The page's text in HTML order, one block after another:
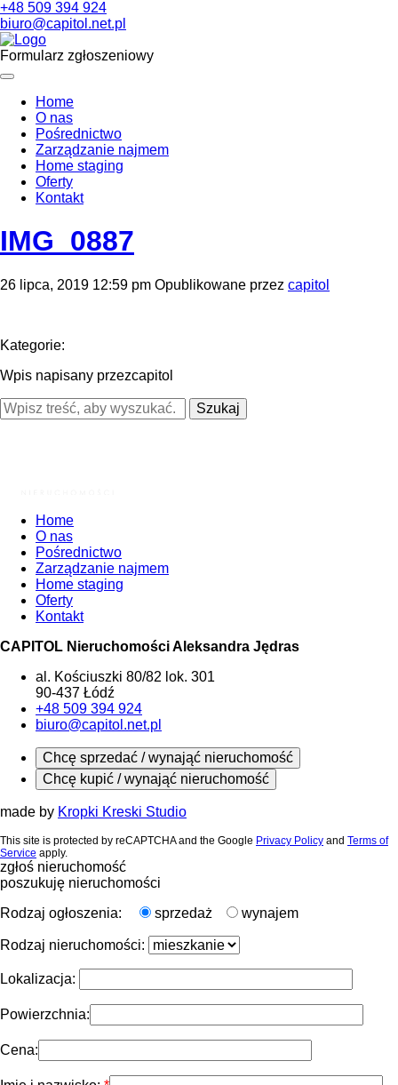
+48 509 394 924
biuro@capitol.net.pl
Formularz zgłoszeniowy
Home
O nas
Pośrednictwo
Zarządzanie najmem
Home staging
Oferty
Kontakt
IMG_0887
26 lipca, 2019 12:59 pm Opublikowane przez capitol
Kategorie:
Wpis napisany przezcapitol
Szukaj
Home
O nas
Pośrednictwo
Zarządzanie najmem
Home staging
Oferty
Kontakt
CAPITOL Nieruchomości Aleksandra Jędras
al. Kościuszki 80/82 lok. 301
90-437 Łódź
+48 509 394 924
biuro@capitol.net.pl
Chcę sprzedać / wynająć nieruchomość
Chcę kupić / wynająć nieruchomość
made by Kropki Kreski Studio
This site is protected by reCAPTCHA and the Google Privacy Policy and Terms of
Service apply.
zgłoś nieruchomość
poszukuję nieruchomości
Rodzaj ogłoszenia:
sprzedaż wynajem
Rodzaj nieruchomości:
Lokalizacja:
Powierzchnia:
Cena: